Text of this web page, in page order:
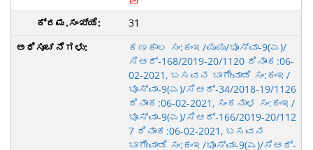
31
ಕಣಕಾಲ ಸಂ:ಕಂಇ/ಪುಪು/ಭೂಸ್ವಾ-9(ಎ)/
ಸಿಆರ್-168/2019-20/1120 ದಿನಾಂಕ:06-
02-2021, ಬಸವನ ಬಾಗೇವಾಡಿ ಸಂ:ಕಂಇ/
ಭೂಸ್ವಾ-9(ಎ)/ಸಿಆರ್-34/2018-19/1126
ದಿನಾಂಕ:06-02-2021, ಸಂಕನಾಳ ಸಂ:ಕಂಇ/
ಭೂಸ್ವಾ-9(ಎ)/ಸಿಆರ್-166/2019-20/112
7 ದಿನಾಂಕ:06-02-2021, ಬಸವನ
ಬಾಗೇವಾಡಿ ಸಂ:ಕಂಇ/ಭೂಸ್ವಾ-9(ಎ)/ಸಿಆರ್-